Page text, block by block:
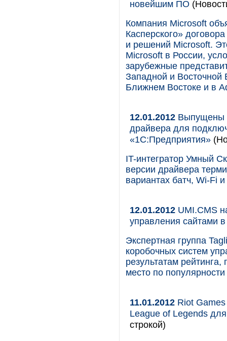
новейшим ПО
Компания Microsoft
Касперского»
и решений Microsoft.
Microsoft в России,
зарубежные
Западной и
Ближнем Востоке и в
12.01.2012 Выпущены
драйвера для
«1С:Предприятия»
IT-интегратор Умный
версии драйвера
вариантах батч, Wi-Fi
12.01.2012 UMI.CMS
управления сайтами
Экспертная группа
коробочных систем
результатам
место по
11.01.2012 Riot
League of Legends
строкой)